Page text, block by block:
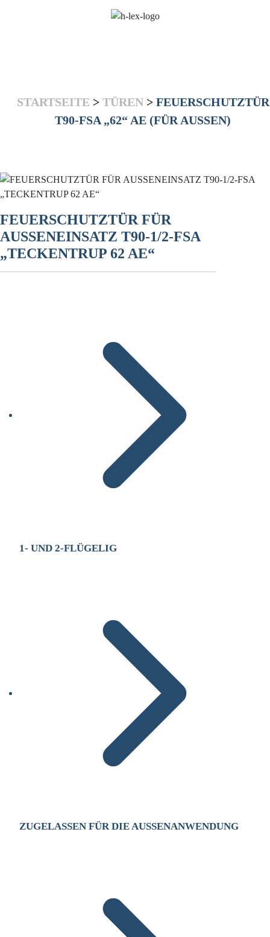
STARTSEITE > TÜREN> FEUERSCHUTZTÜR
T90-FSA „62“ AE (FÜR AUSSEN)
FEUERSCHUTZTÜR FÜR
AUSSENEINSATZ T90-1/2-FSA
„TECKENTRUP 62 AE“
1- UND 2-FLÜGELIG
ZUGELASSEN FÜR DIE AUSSENANWENDUNG